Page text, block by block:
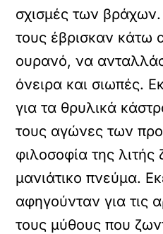
σχισμές των
τους έβρισκαν κάτω
ουρανό, να
όνειρα και σιωπές.
για τα θρυλικά
τους αγώνες των
φιλοσοφία της λιτής
μανιάτικο πνεύμα.
αφηγούνταν για τις
τους μύθους που